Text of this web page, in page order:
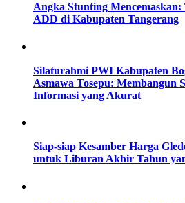
Angka Stunting
ADD di Kabupaten Tangerang
Silaturahmi PWI Kabupaten
Asmawa Tosepu: Membangun
Informasi yang Akurat
Siap-siap Kesamber Harga
untuk Liburan Akhir Tahun